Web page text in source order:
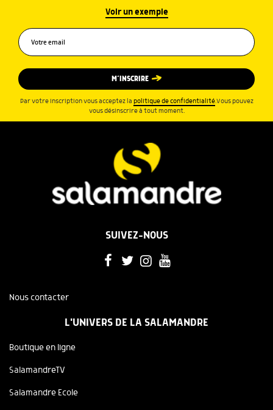
Voir un exemple
M’INSCRIRE
Par votre inscription vous acceptez la politique de confidentialité.Vous pouvez
vous désinscrire à tout moment.
SUIVEZ-NOUS
Nous contacter
L'UNIVERS DE LA SALAMANDRE
Boutique en ligne
SalamandreTV
Salamandre Ecole